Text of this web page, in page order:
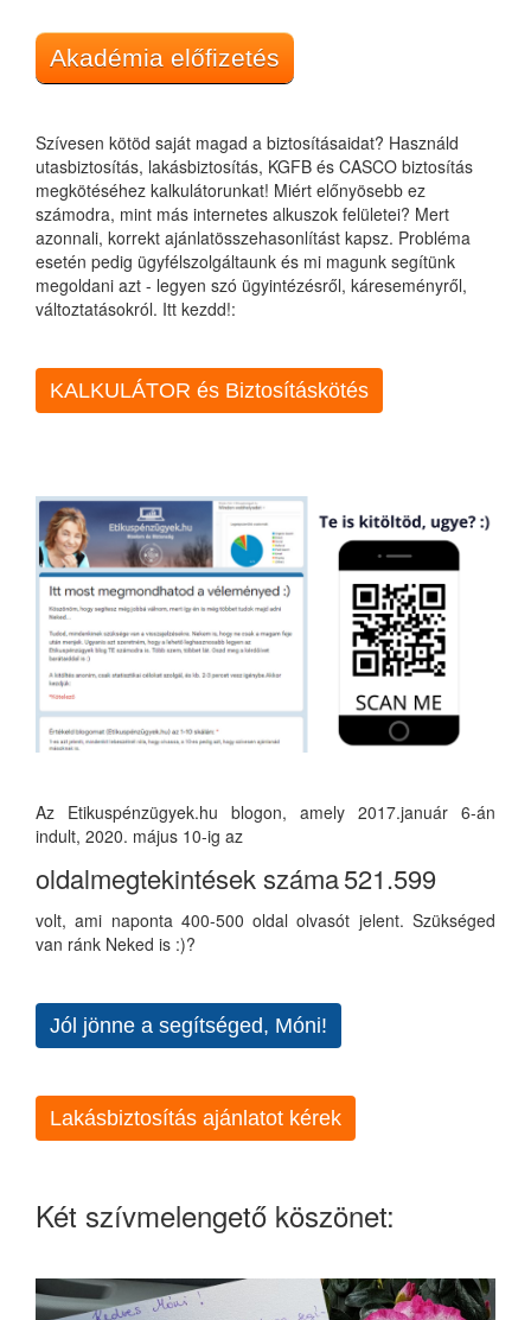
Akadémia előfizetés
Szívesen kötöd saját magad a biztosításaidat? Használd
utasbiztosítás, lakásbiztosítás, KGFB és CASCO biztosítás
megkötéséhez kalkulátorunkat! Miért előnyösebb ez
számodra, mint más internetes alkuszok felületei? Mert
azonnali, korrekt ajánlatösszehasonlítást kapsz. Probléma
esetén pedig ügyfélszolgáltaunk és mi magunk segítünk
megoldani azt - legyen szó ügyintézésről, káreseményről,
változtatásokról. Itt kezdd!:
KALKULÁTOR és Biztosításkötés
Az Etikuspénzügyek.hu blogon, amely 2017.január 6-án
indult, 2020. május 10-ig az
oldalmegtekintések száma521.599
volt, ami naponta 400-500 oldal olvasót jelent. Szükséged
van ránk Neked is :)?
Jól jönne a segítséged, Móni!
Lakásbiztosítás ajánlatot kérek
Két szívmelengető köszönet: